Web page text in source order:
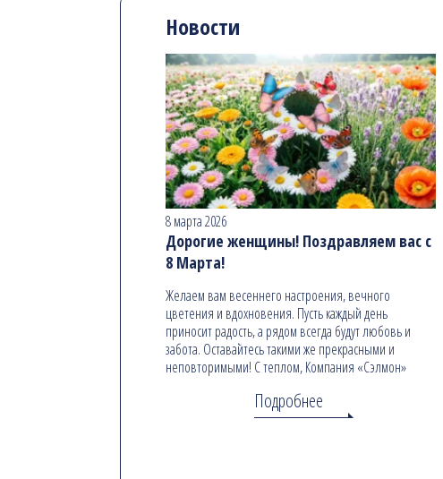
Новости
8 марта 2026
Дорогие женщины! Поздравляем вас с
8 Марта!
Желаем вам весеннего настроения, вечного
цветения и вдохновения. Пусть каждый день
приносит радость, а рядом всегда будут любовь и
забота. Оставайтесь такими же прекрасными и
неповторимыми! С теплом, Компания «Сэлмон»
Подробнее